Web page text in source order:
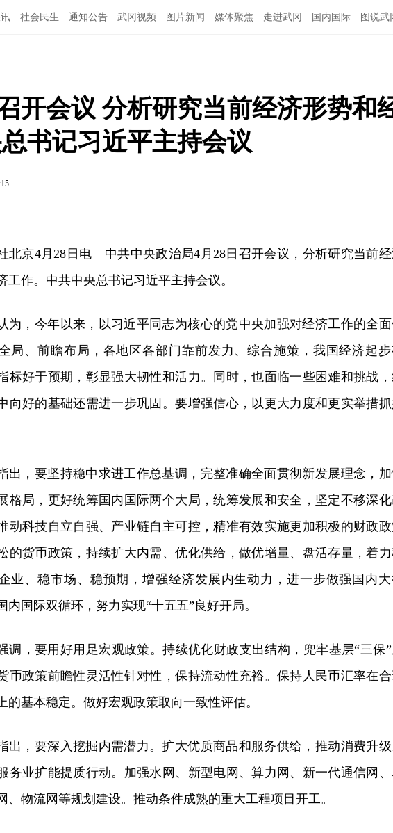
社会民生 通知公告 武冈视频 图片新闻 媒体聚焦 走进武冈 国内国际 图说武
开会议 分析研究当前经济形势和
书记习近平主持会议
北京4月28日电 中共中央政治局4月28日召开会议，分析研究当前
工作。中共中央总书记习近平主持会议。
为，今年以来，以习近平同志为核心的党中央加强对经济工作的全
局、前瞻布局，各地区各部门靠前发力、综合施策，我国经济起
标好于预期，彰显强大韧性和活力。同时，也面临一些困难和挑战
向好的基础还需进一步巩固。要增强信心，以更大力度和更实举措
出，要坚持稳中求进工作总基调，完整准确全面贯彻新发展理念，
格局，更好统筹国内国际两个大局，统筹发展和安全，坚定不移深
动科技自立自强、产业链自主可控，精准有效实施更加积极的财政
的货币政策，持续扩大内需、优化供给，做优增量、盘活存量，着
业、稳市场、稳预期，增强经济发展内生动力，进一步做强国内
内国际双循环，努力实现“十五五”良好开局。
调，要用好用足宏观政策。持续优化财政支出结构，兜牢基层“三保
币政策前瞻性灵活性针对性，保持流动性充裕。保持人民币汇率在
的基本稳定。做好宏观政策取向一致性评估。
出，要深入挖掘内需潜力。扩大优质商品和服务供给，推动消费升级
务业扩能提质行动。加强水网、新型电网、算力网、新一代通信网
、物流网等规划建设。推动条件成熟的重大工程项目开工。